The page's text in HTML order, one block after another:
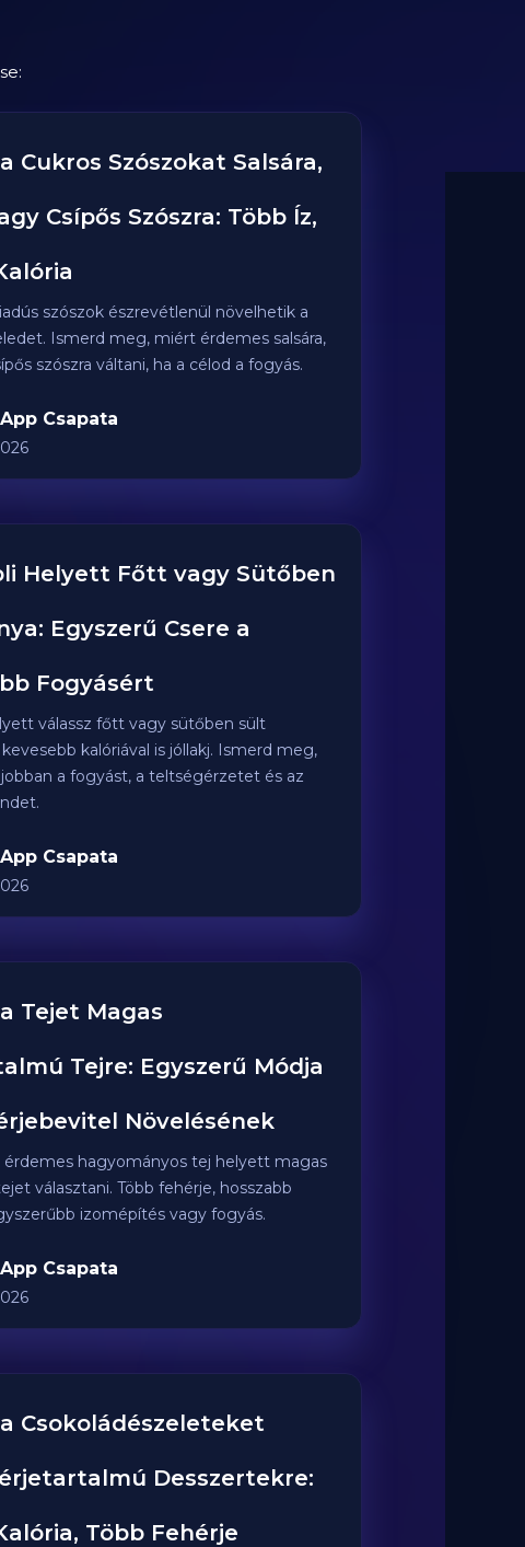
Cukros Szószokat Salsára,
Csípős Szószra: Több Íz,
szószok észrevétlenül növelhetik a
Ismerd meg, miért érdemes salsára,
szószra váltani, ha a célod a fogyás.
Csapata
Helyett Főtt vagy Sütőben
Egyszerű Csere a
Fogyásért
válassz főtt vagy sütőben sült
kalóriával is jóllakj. Ismerd meg,
a fogyást, a teltségérzetet és az
Csapata
Tejet Magas
Tejre: Egyszerű Módja
Növelésének
hagyományos tej helyett magas
választani. Több fehérje, hosszabb
izomépítés vagy fogyás.
Csapata
Csokoládészeleteket
Desszertekre:
Több Fehérje